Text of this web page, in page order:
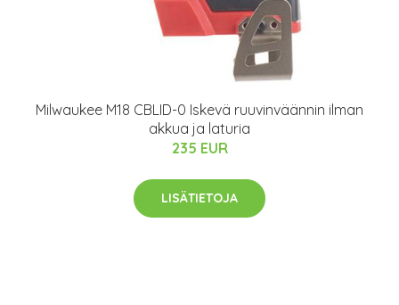
Milwaukee M18 CBLID-0 Iskevä ruuvinväännin ilman
akkua ja laturia
235 EUR
LISÄTIETOJA